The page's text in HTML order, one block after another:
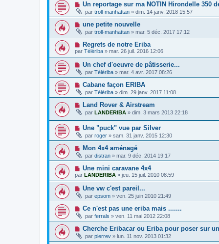
Un reportage sur ma NOTIN Hirondelle 350
par troll-manhattan » dim. 14 janv. 2018 15:57
une petite nouvelle
par troll-manhattan » mar. 5 déc. 2017 17:12
Regrets de notre Eriba
par Télériba » mar. 26 juil. 2016 12:06
Un chef d'oeuvre de pâtisserie...
par Télériba » mar. 4 avr. 2017 08:26
Cabane façon ERIBA
par Télériba » dim. 29 janv. 2017 11:08
Land Rover & Airstream
par LANDERIBA » dim. 3 mars 2013 22:18
Une "puck" vue par Silver
par roger » sam. 31 janv. 2015 12:30
Mon 4x4 aménagé
par distran » mar. 9 déc. 2014 19:17
Une mini caravane 4x4
par LANDERIBA » jeu. 15 juil. 2010 08:59
Une vw c'est pareil...
par epsom » ven. 25 juin 2010 21:49
Ce n'est pas une eriba mais .......
par ferrals » ven. 11 mai 2012 22:08
Cherche Eribacar ou Eriba pour poser sur
par pierrev » lun. 11 nov. 2013 01:32